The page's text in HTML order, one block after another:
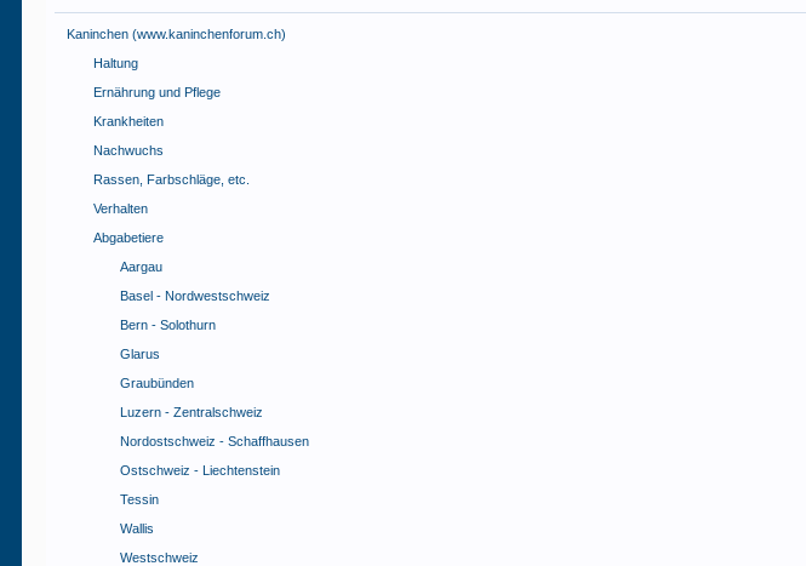
Kaninchen (www.kaninchenforum.ch)
Haltung
Ernährung und Pflege
Krankheiten
Nachwuchs
Rassen, Farbschläge, etc.
Verhalten
Abgabetiere
Aargau
Basel - Nordwestschweiz
Bern - Solothurn
Glarus
Graubünden
Luzern - Zentralschweiz
Nordostschweiz - Schaffhausen
Ostschweiz - Liechtenstein
Tessin
Wallis
Westschweiz